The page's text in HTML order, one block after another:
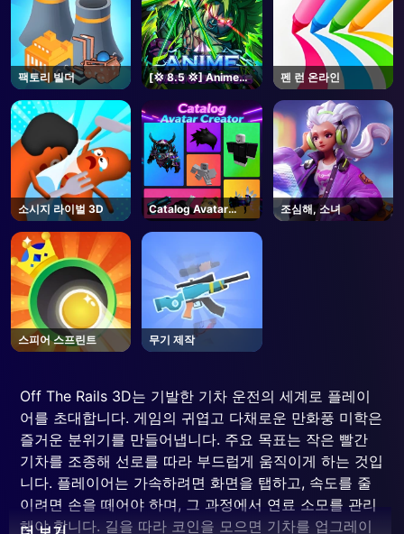
팩토리 빌더
[💢 8.5 💢] Anime
Vanguards - Roblox
펜 런 온라인
소시지 라이벌 3D
Catalog Avatar
Creator - Roblox
조심해, 소녀
스피어 스프린트 무기 제작
Off The Rails 3D는 기발한 기차 운전의 세계로 플레이
어를 초대합니다. 게임의 귀엽고 다채로운 만화풍 미학은
즐거운 분위기를 만들어냅니다. 주요 목표는 작은 빨간
기차를 조종해 선로를 따라 부드럽게 움직이게 하는 것입
니다. 플레이어는 가속하려면 화면을 탭하고, 속도를 줄
이려면 손을 떼어야 하며, 그 과정에서 연료 소모를 관리
해야 합니다. 길을 따라 코인을 모으면 기차를 업그레이